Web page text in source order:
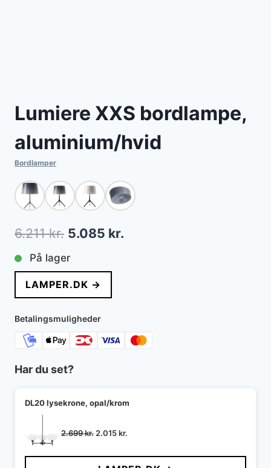
Lumiere XXS bordlampe,
aluminium/hvid
Bordlamper
6.211kr. Den
oprindelige
pris
var:
6.211 kr..
5.085 kr.
På lager
LAMPER.DK →
Betalingsmuligheder
Har du set?
DL20 lysekrone, opal/krom
2.699kr. Den
pris
2.015kr.
pris